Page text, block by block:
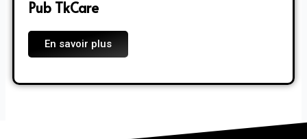
Pub TkCare
En savoir plus